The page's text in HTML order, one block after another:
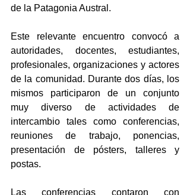
de la Patagonia Austral.
Este relevante encuentro convocó a
autoridades, docentes, estudiantes,
profesionales, organizaciones y actores
de la comunidad. Durante dos días, los
mismos participaron de un conjunto
muy diverso de actividades de
intercambio tales como conferencias,
reuniones de trabajo, ponencias,
presentación de pósters, talleres y
postas.
Las conferencias contaron con